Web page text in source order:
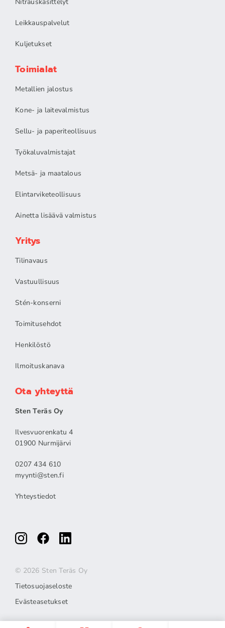
Leikkauspalvelut
Kuljetukset
Toimialat
Metallien jalostus
Kone- ja laitevalmistus
Sellu- ja paperiteollisuus
Työkaluvalmistajat
Metsä- ja maatalous
Elintarviketeollisuus
Ainetta lisäävä valmistus
Yritys
Tilinavaus
Vastuullisuus
Stén-konserni
Toimitusehdot
Henkilöstö
Ilmoituskanava
Ota yhteyttä
Sten Teräs Oy
Ilvesvuorenkatu 4
01900 Nurmijärvi
0207 434 610
myynti@sten.fi
Yhteystiedot
© 2026 Sten Teräs Oy
Tietosuojaseloste
Evästeasetukset